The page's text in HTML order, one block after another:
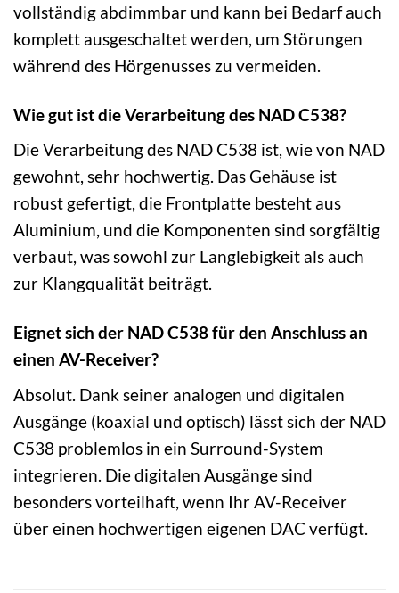
vollständig abdimmbar und kann bei Bedarf auch
komplett ausgeschaltet werden, um Störungen
während des Hörgenusses zu vermeiden.
Wie gut ist die Verarbeitung des NAD C538?
Die Verarbeitung des NAD C538 ist, wie von NAD
gewohnt, sehr hochwertig. Das Gehäuse ist
robust gefertigt, die Frontplatte besteht aus
Aluminium, und die Komponenten sind sorgfältig
verbaut, was sowohl zur Langlebigkeit als auch
zur Klangqualität beiträgt.
Eignet sich der NAD C538 für den Anschluss an
einen AV-Receiver?
Absolut. Dank seiner analogen und digitalen
Ausgänge (koaxial und optisch) lässt sich der NAD
C538 problemlos in ein Surround-System
integrieren. Die digitalen Ausgänge sind
besonders vorteilhaft, wenn Ihr AV-Receiver
über einen hochwertigen eigenen DAC verfügt.